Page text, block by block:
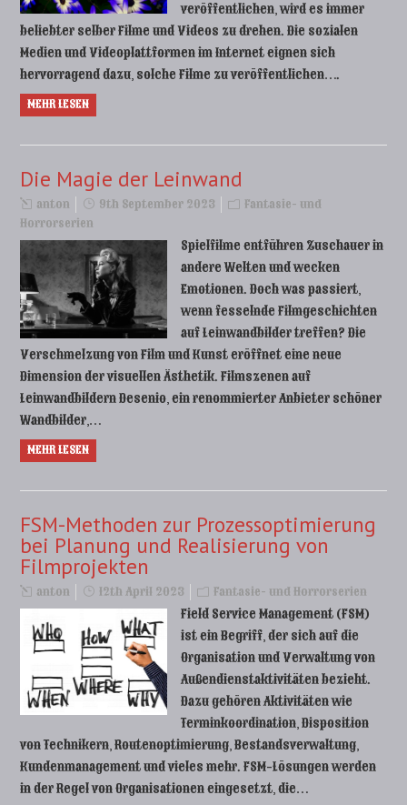
veröffentlichen, wird es immer
beliebter selber Filme und Videos zu drehen. Die sozialen
Medien und Videoplattformen im Internet eignen sich
hervorragend dazu, solche Filme zu veröffentlichen….
MEHR LESEN
Die Magie der Leinwand
anton 9th September 2023
Fantasie- und
Horrorserien
Spielfilme entführen Zuschauer in
andere Welten und wecken
Emotionen. Doch was passiert,
wenn fesselnde Filmgeschichten
auf Leinwandbilder treffen? Die
Verschmelzung von Film und Kunst eröffnet eine neue
Dimension der visuellen Ästhetik. Filmszenen auf
Leinwandbildern Desenio, ein renommierter Anbieter schöner
Wandbilder,…
MEHR LESEN
FSM-Methoden zur Prozessoptimierung
bei Planung und Realisierung von
Filmprojekten
anton 12th April 2023 Fantasie- und Horrorserien
Field Service Management (FSM)
ist ein Begriff, der sich auf die
Organisation und Verwaltung von
Außendienstaktivitäten bezieht.
Dazu gehören Aktivitäten wie
Terminkoordination, Disposition
von Technikern, Routenoptimierung, Bestandsverwaltung,
Kundenmanagement und vieles mehr. FSM-Lösungen werden
in der Regel von Organisationen eingesetzt, die…